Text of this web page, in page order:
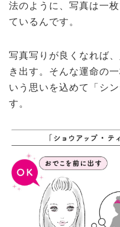
法のように、写真は一
ているんです。
写真写りが良くなれば
き出す。そんな運命の
いう思いを込めて「シ
す。